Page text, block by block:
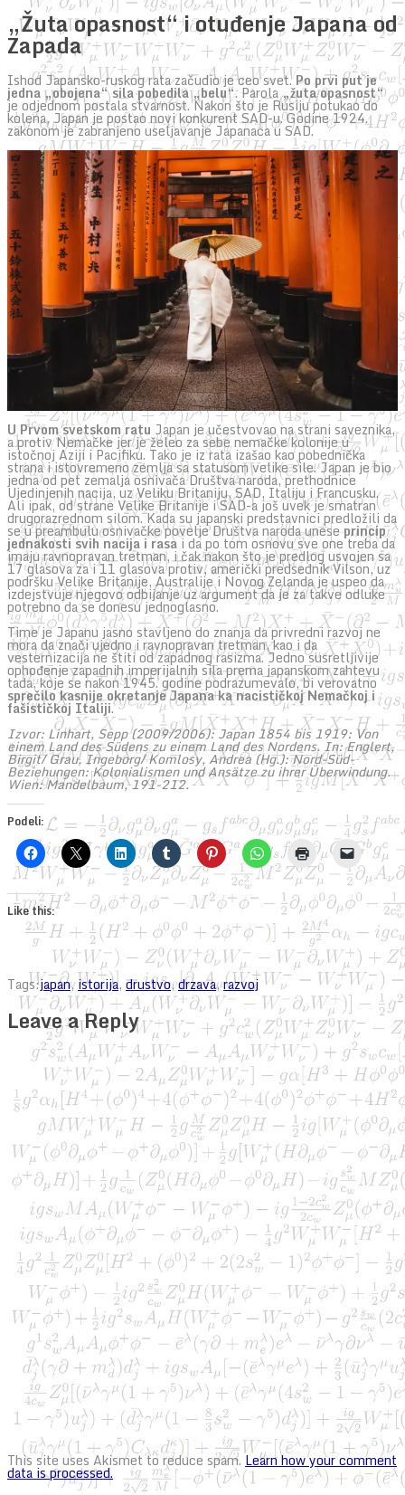
„Žuta opasnost“ i otuđenje Japana od
Zapada
Ishod Japansko-ruskog rata začudio je ceo svet. Po prvi put je
jedna „obojena“ sila pobedila „belu“. Parola„žuta opasnost“
je odjednom postala stvarnost. Nakon što je Rusiju potukao do
kolena, Japan je postao novi konkurent SAD-u. Godine 1924.
zakonom je zabranjeno useljavanje Japanaca u SAD.
U Prvom svetskom ratu Japan je učestvovao na strani saveznika,
a protiv Nemačke jer je želeo za sebe nemačke kolonije u
istočnoj Aziji i Pacifiku. Tako je iz rata izašao kao pobednička
strana i istovremeno zemlja sa statusom velike sile. Japan je bio
jedna od pet zemalja osnivača Društva naroda, prethodnice
Ujedinjenih nacija, uz Veliku Britaniju, SAD, Italiju i Francusku.
Ali ipak, od strane Velike Britanije i SAD-a još uvek je smatran
drugorazrednom silom. Kada su japanski predstavnici predložili da
se u preambulu osnivačke povelje Društva naroda unese princip
jednakosti svih nacija i rasai da po tom osnovu sve one treba da
imaju ravnopravan tretman, i čak nakon što je predlog usvojen sa
17 glasova za i 11 glasova protiv, američki predsednik Vilson, uz
podršku Velike Britanije, Australije i Novog Zelanda je uspeo da
izdejstvuje njegovo odbijanje uz argument da je za takve odluke
potrebno da se donesu jednoglasno.
Time je Japanu jasno stavljeno do znanja da privredni razvoj ne
mora da znači ujedno i ravnopravan tretman, kao i da
vesternizacija ne štiti od zapadnog rasizma. Jedno susretljivije
ophođenje zapadnih imperijalnih sila prema japanskom zahtevu
tada, koje se nakon 1945. godine podrazumevalo, bi verovatno
sprečilo kasnije okretanje Japana ka nacističkoj Nemačkoj i
fašističkoj Italiji.
Izvor: Linhart, Sepp (2009/2006): Japan 1854 bis 1919: Von
einem Land des Südens zu einem Land des Nordens. In: Englert,
Birgit/ Grau, Ingeborg/ Komlosy, Andrea (Hg.): Nord-Süd-
Beziehungen: Kolonialismen und Ansätze zu ihrer Überwindung.
Wien: Mandelbaum, 191-212.
Podeli:
Like this:
Tags:japan,istorija, drustvo,drzava,razvoj
Leave a Reply
This site uses Akismet to reduce spam. Learn how your comment
data is processed.